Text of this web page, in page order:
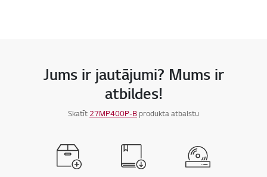
Jums ir jautājumi? Mums ir
atbildes!
Skatīt 27MP400P-Bprodukta atbalstu